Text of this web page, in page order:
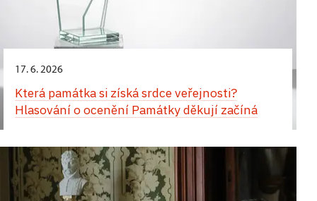
17. 6. 2026
Která památka si získá srdce veřejnosti?
Hlasování o ocenění Památky děkují začíná